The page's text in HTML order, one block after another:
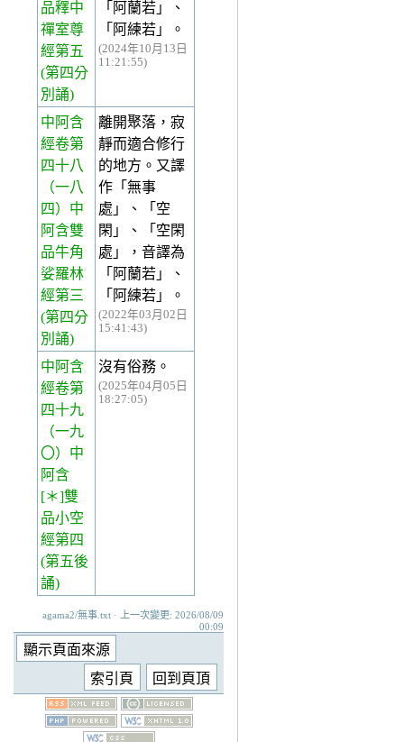
品釋中
禪室尊
經第五
(第四分
別誦)
「阿蘭若」、
「阿練若」。
(2024年10月13日
11:21:55)
中阿含
經卷第
四十八
（一八
四）中
阿含雙
品牛角
娑羅林
經第三
(第四分
別誦)
離開聚落，寂
靜而適合修行
的地方。又譯
作「無事
處」、「空
閑」、「空閑
處」，音譯為
「阿蘭若」、
「阿練若」。
(2022年03月02日
15:41:43)
中阿含
經卷第
四十九
（一九
〇）中
阿含
[＊]雙
品小空
經第四
(第五後
誦)
沒有俗務。
(2025年04月05日
18:27:05)
agama2/無事.txt · 上一次變更: 2026/08/09
00:09